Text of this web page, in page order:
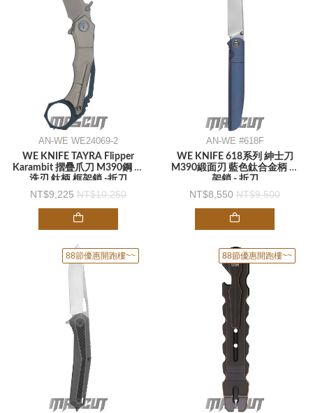
AN-WE WE24069-2
WE KNIFE TAYRA Flipper
Karambit 摺疊爪刀 M390鋼 石
洗刃 鈦柄 框架鎖 -折刀
9,225 10,250
AN-WE #618F
WE KNIFE 618系列 紳士刀
M390緞面刃 藍色鈦合金柄 框
架鎖 - 折刀
8,550 9,500
88節優惠開跑樓~~ 88節優惠開跑樓~~